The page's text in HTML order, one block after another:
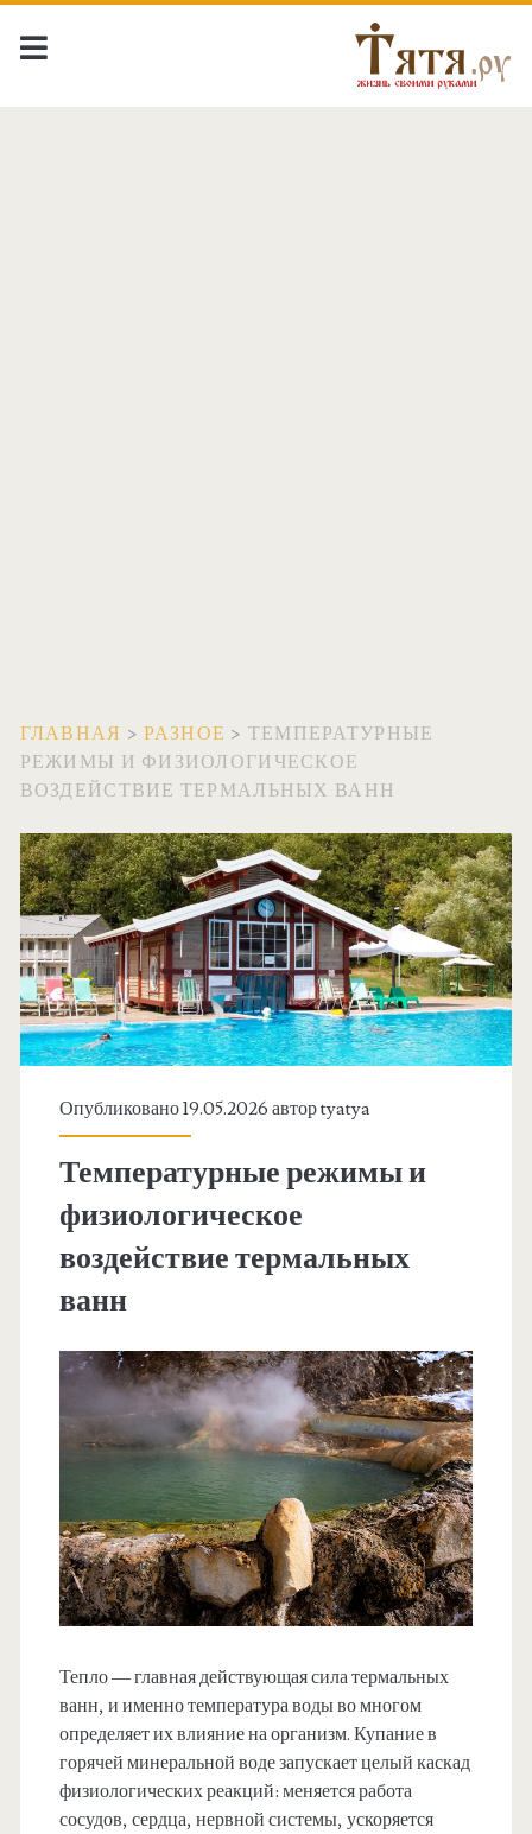
ГЛАВНАЯ >РАЗНОЕ > ТЕМПЕРАТУРНЫЕ
РЕЖИМЫ И ФИЗИОЛОГИЧЕСКОЕ
ВОЗДЕЙСТВИЕ ТЕРМАЛЬНЫХ ВАНН
Опубликовано 19.05.2026 авторtyatya
Температурные режимы и
физиологическое
воздействие термальных
ванн
Тепло — главная действующая сила термальных
ванн, и именно температура воды во многом
определяет их влияние на организм. Купание в
горячей минеральной воде запускает целый каскад
физиологических реакций: меняется работа
сосудов, сердца, нервной системы, ускоряется